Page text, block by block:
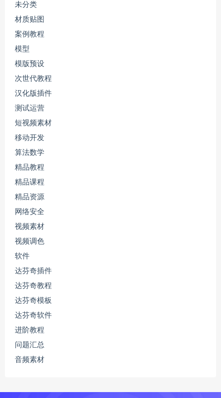
未分类
材质贴图
案例教程
模型
模版预设
次世代教程
汉化版插件
测试运营
短视频素材
移动开发
算法数学
精品教程
精品课程
精品资源
网络安全
视频素材
视频调色
软件
达芬奇插件
达芬奇教程
达芬奇模板
达芬奇软件
进阶教程
问题汇总
音频素材